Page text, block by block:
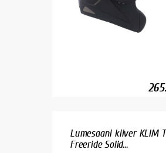
Lumesaani kiiver KLIM
Freeride Solid...